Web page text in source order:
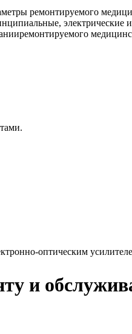
ремонтируемого
оптическим
и